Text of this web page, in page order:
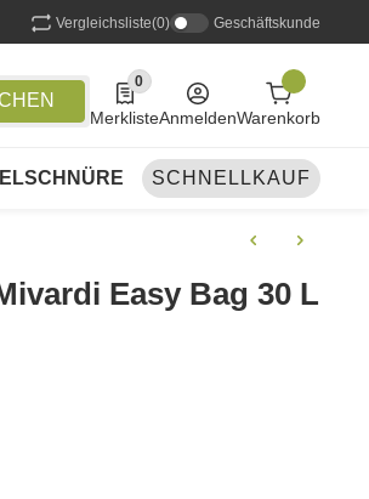
Vergleichsliste(0) Geschäftskunde
0
0 Produkte in der Liste
MerklisteAnmeldenWarenkorb
ANGELSETS
SCHNELLKAUF
Easy Bag 30 L